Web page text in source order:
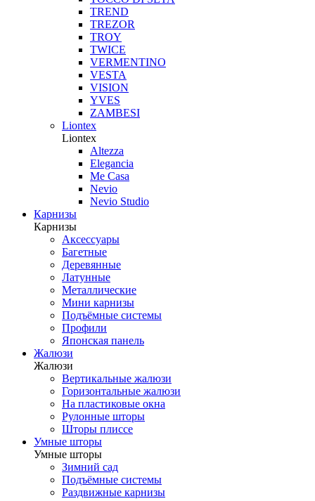
TREND
TREZOR
TROY
TWICE
VERMENTINO
VESTA
VISION
YVES
ZAMBESI
Liontex
Liontex
Altezza
Elegancia
Me Casa
Nevio
Nevio Studio
Карнизы
Карнизы
Аксессуары
Багетные
Деревянные
Латунные
Металлические
Мини карнизы
Подъёмные системы
Профили
Японская панель
Жалюзи
Жалюзи
Вертикальные жалюзи
Горизонтальные жалюзи
На пластиковые окна
Рулонные шторы
Шторы плиссе
Умные шторы
Умные шторы
Зимний сад
Подъёмные системы
Раздвижные карнизы